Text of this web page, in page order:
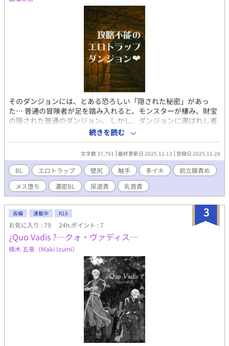
腺責め・尿道責め・ドライオーガズム多イキ等で最後は溺愛イチ
ャラブ含むハピエン。（ラストにほんの軽度の流血描写あり。）
【キャラ設定】 ●シンジ 165/56/32 人間。お人好しで出世コー
スから外れ、童顔と気弱な性格から、後輩からも「新人さん」と
陰口を叩かれている。押し付けられた仕事を断れないせいで社畜
労働に明け暮れ、思い余って回送電車に身を投げたところソドム
に異世界転移した。彼女ナシ童貞。 ●ザラキア 195/80/外見年
齢25才程度 淫魔。褐色肌で、横に突き出た15センチ位の長い耳
と、山羊のようゆるくにカーブした象牙色の角を持ち、藍色の眼
に藍色の長髪を後ろで一つに縛っている。絶世の美貌の持ち主。
ソドムの街で一番の奴隷調教師。飴と鞭を使い分ける、陽気な性
格。
そのダンジョンには、とある恐ろしい「隠された秘密」があっ
た… 普通の冒険者が足を踏み入れると、モンスターが棲み、財宝
の隠された普通のダンジョン。 しかし、ダンジョンに選ばれし者
が足を踏み入れると、そこはただちに恐ろしい「淫獄」と化すの
である…。 階層別エロトラップダンジョンに足を踏み入れ、そし
て選ばれてしまった哀れな冒険者たちの様子を、冒険者ごとに書
いていきます。基本的に一話完結（稀に続編もあるかも）、どの
話もえっちです。 誰かの性癖に刺さってくださるとわたくしも嬉
しいです♡
続きを読む
文字数 37,791 最終更新日 2025.12.13 登録日 2025.11.28
BL エロトラップ 壁尻 触手 多イキ
前立腺責め
メス堕ち
濃密BL 尿道責 乳首責
3
長編 連載中 R18
お気に入り : 79 24h.ポイント : 7
¿Quo Vadis ?─クォ・ヴァディス─
槇木 五泉（Maki Izumi）